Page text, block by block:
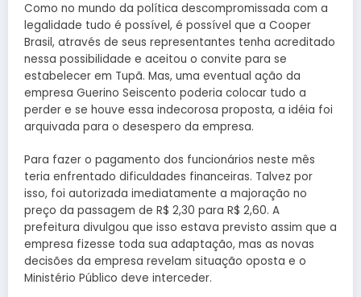
Como no mundo da política descompromissada com a
legalidade tudo é possível, é possível que a Cooper
Brasil, através de seus representantes tenha acreditado
nessa possibilidade e aceitou o convite para se
estabelecer em Tupã. Mas, uma eventual ação da
empresa Guerino Seiscento poderia colocar tudo a
perder e se houve essa indecorosa proposta, a idéia foi
arquivada para o desespero da empresa.
Para fazer o pagamento dos funcionários neste mês
teria enfrentado dificuldades financeiras. Talvez por
isso, foi autorizada imediatamente a majoração no
preço da passagem de R$ 2,30 para R$ 2,60. A
prefeitura divulgou que isso estava previsto assim que a
empresa fizesse toda sua adaptação, mas as novas
decisões da empresa revelam situação oposta e o
Ministério Público deve interceder.